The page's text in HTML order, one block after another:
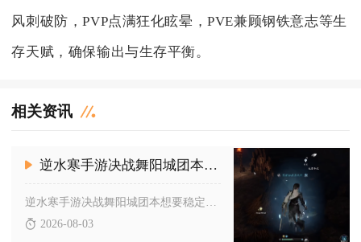
风刺破防，PVP点满狂化眩晕，PVE兼顾钢铁意志等生
存天赋，确保输出与生存平衡。
相关资讯
逆水寒手游决战舞阳城团本有什么技巧
2026-08-03